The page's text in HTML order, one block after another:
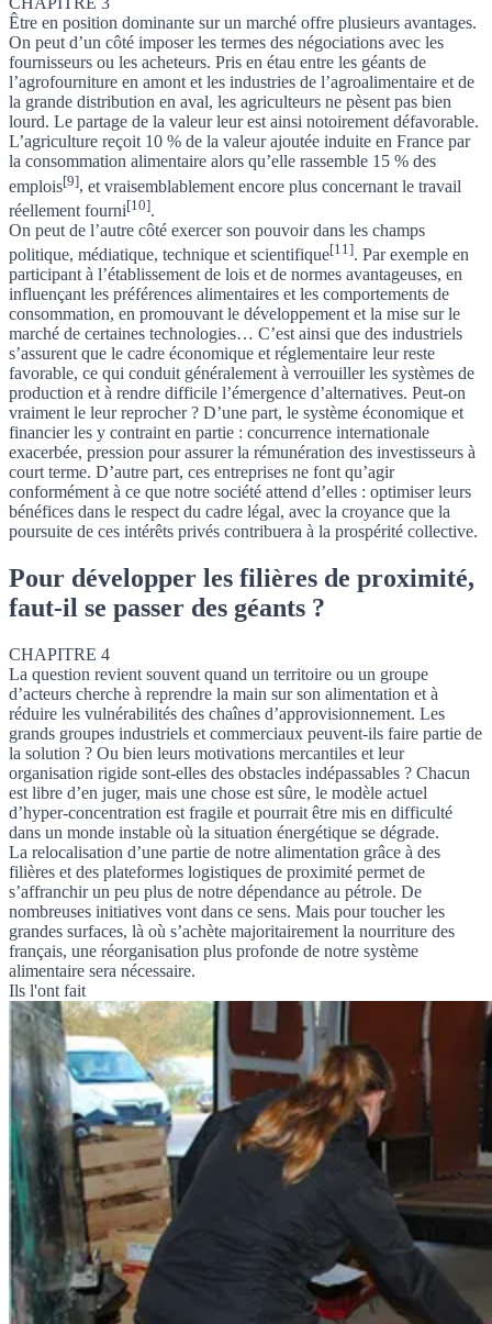
Être en position dominante sur un marché offre plusieurs avantages.
On peut d’un côté imposer les termes des négociations avec les
fournisseurs ou les acheteurs. Pris en étau entre les géants de
l’agrofourniture en amont et les industries de l’agroalimentaire et de
la grande distribution en aval, les agriculteurs ne pèsent pas bien
lourd. Le partage de la valeur leur est ainsi notoirement défavorable.
L’agriculture reçoit 10 % de la valeur ajoutée induite en France par
la consommation alimentaire alors qu’elle rassemble 15 % des
emplois[9], et vraisemblablement encore plus concernant le travail
réellement fourni[10].
On peut de l’autre côté exercer son pouvoir dans les champs
politique, médiatique, technique et scientifique[11]. Par exemple en
participant à l’établissement de lois et de normes avantageuses, en
influençant les préférences alimentaires et les comportements de
consommation, en promouvant le développement et la mise sur le
marché de certaines technologies… C’est ainsi que des industriels
s’assurent que le cadre économique et réglementaire leur reste
favorable, ce qui conduit généralement à verrouiller les systèmes de
production et à rendre difficile l’émergence d’alternatives. Peut-on
vraiment le leur reprocher ? D’une part, le système économique et
financier les y contraint en partie : concurrence internationale
exacerbée, pression pour assurer la rémunération des investisseurs à
court terme. D’autre part, ces entreprises ne font qu’agir
conformément à ce que notre société attend d’elles : optimiser leurs
bénéfices dans le respect du cadre légal, avec la croyance que la
poursuite de ces intérêts privés contribuera à la prospérité collective.
Pour développer les filières de proximité,
faut-il se passer des géants ?
CHAPITRE 4
La question revient souvent quand un territoire ou un groupe
d’acteurs cherche à reprendre la main sur son alimentation et à
réduire les vulnérabilités des chaînes d’approvisionnement. Les
grands groupes industriels et commerciaux peuvent-ils faire partie de
la solution ? Ou bien leurs motivations mercantiles et leur
organisation rigide sont-elles des obstacles indépassables ? Chacun
est libre d’en juger, mais une chose est sûre, le modèle actuel
d’hyper-concentration est fragile et pourrait être mis en difficulté
dans un monde instable où la situation énergétique se dégrade.
La relocalisation d’une partie de notre alimentation grâce à des
filières et des plateformes logistiques de proximité permet de
s’affranchir un peu plus de notre dépendance au pétrole. De
nombreuses initiatives vont dans ce sens. Mais pour toucher les
grandes surfaces, là où s’achète majoritairement la nourriture des
français, une réorganisation plus profonde de notre système
alimentaire sera nécessaire.
Ils l'ont fait